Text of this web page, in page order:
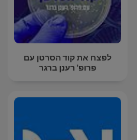
לפצח את קוד הסרטן עם
פרופ' רענן ברגר